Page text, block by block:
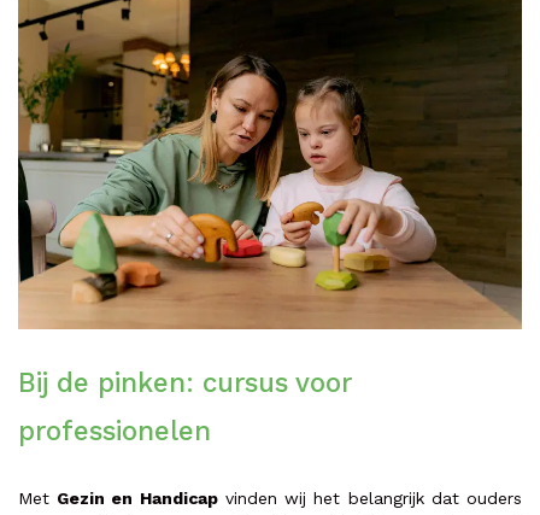
Bij de pinken: cursus voor
professionelen
Met Gezin en Handicapvinden wij het belangrijk dat ouders